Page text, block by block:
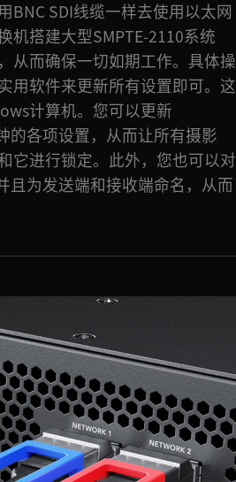
BNC SDI线缆一样去使用以太网
机搭建大型SMPTE-2110系统
从而确保一切如期工作。具体操
用软件来更新所有设置即可。这
计算机。您可以更新
各项设置，从而让所有摄影
它进行锁定。此外，您也可以对
且为发送端和接收端命名，从而